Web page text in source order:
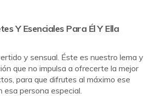
Y Esenciales Para Él Y Ella
y sensual. Éste es nuestro lema y
que no impulsa a ofrecerte la mejor
para que difrutes al máximo ese
persona especial.